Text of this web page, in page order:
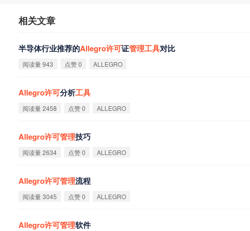
相关文章
半导体行业推荐的Allegro许可证管理工具对比
阅读量 943 点赞 0 ALLEGRO
Allegro许可分析工具
阅读量 2458 点赞 0 ALLEGRO
Allegro许可管理技巧
阅读量 2634 点赞 0 ALLEGRO
Allegro许可管理流程
阅读量 3045 点赞 0 ALLEGRO
Allegro许可管理软件